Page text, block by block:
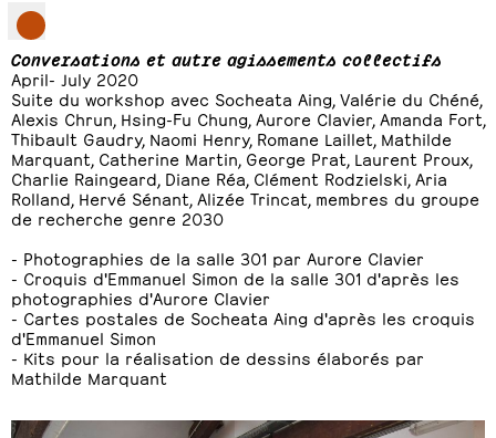
Conversations et autre agissements collectifs
April- July 2020
Suite du workshop avec Socheata Aing, Valérie du Chéné,
Alexis Chrun, Hsing-Fu Chung, Aurore Clavier, Amanda Fort,
Thibault Gaudry, Naomi Henry, Romane Laillet, Mathilde
Marquant, Catherine Martin, George Prat, Laurent Proux,
Charlie Raingeard, Diane Réa, Clément Rodzielski, Aria
Rolland, Hervé Sénant, Alizée Trincat, membres du groupe
de recherche genre 2030
- Photographies de la salle 301 par Aurore Clavier
- Croquis d'Emmanuel Simon de la salle 301 d'après les
photographies d'Aurore Clavier
- Cartes postales de Socheata Aing d'après les croquis
d'Emmanuel Simon
- Kits pour la réalisation de dessins élaborés par
Mathilde Marquant